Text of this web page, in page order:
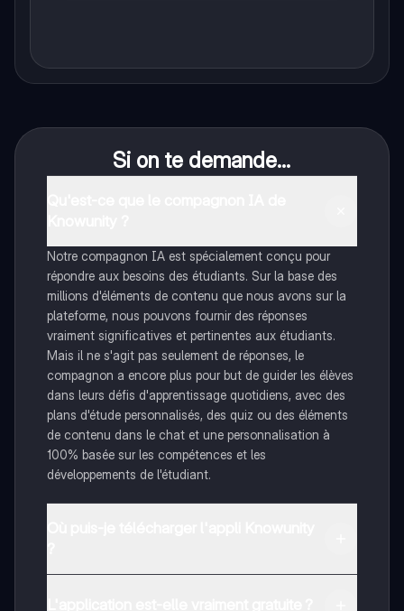
Si on te demande...
Notre compagnon IA est spécialement conçu pour
répondre aux besoins des étudiants. Sur la base des
millions d'éléments de contenu que nous avons sur la
plateforme, nous pouvons fournir des réponses
vraiment significatives et pertinentes aux étudiants.
Mais il ne s'agit pas seulement de réponses, le
compagnon a encore plus pour but de guider les élèves
dans leurs défis d'apprentissage quotidiens, avec des
plans d'étude personnalisés, des quiz ou des éléments
de contenu dans le chat et une personnalisation à
100% basée sur les compétences et les
développements de l'étudiant.